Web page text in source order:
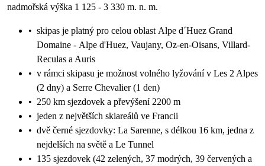
nadmořská výška 1 125 - 3 330 m. n. m.
• skipas je platný pro celou oblast Alpe d´Huez Grand
Domaine - Alpe d'Huez, Vaujany, Oz-en-Oisans, Villard-
Reculas a Auris
• v rámci skipasu je možnost volného lyžování v Les 2 Alpes
(2 dny) a Serre Chevalier (1 den)
• 250 km sjezdovek a převýšení 2200 m
• jeden z největších skiareálů ve Francii
• dvě černé sjezdovky: La Sarenne, s délkou 16 km, jedna z
nejdelších na světě a Le Tunnel
• 135 sjezdovek (42 zelených, 37 modrých, 39 červených a